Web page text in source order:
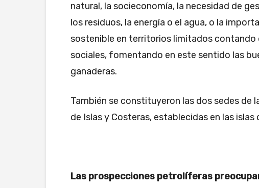
natural, la socieconomía, la necesidad de
los residuos, la energía o el agua, o la
sostenible en territorios limitados
sociales, fomentando en este sentido las
ganaderas.
También se constituyeron las dos sedes de
de Islas y Costeras, establecidas en las islas
Las prospecciones petrolíferas